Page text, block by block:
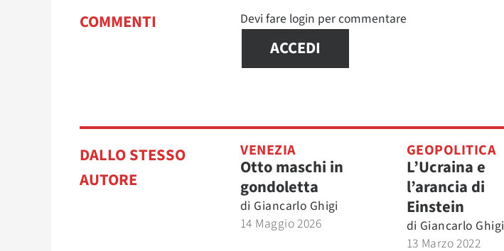
COMMENTI Devi fare login per commentare
ACCEDI
DALLO STESSO
AUTORE
VENEZIA
Otto maschi in
gondoletta
di Giancarlo Ghigi
14 Maggio 2026
GEOPOLITICA
L’Ucraina e
l’arancia di
Einstein
di Giancarlo Ghigi
13 Marzo 2022